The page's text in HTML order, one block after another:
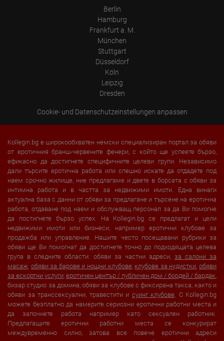
Berlin
Hamburg
Frankfurt a. M.
München
Stuttgart
Düsseldorf
Köln
Leipzig
Dresden
Cookie- und Datenschutzeinstellungen anpassen
Kollegin.bg е широкообхватен немски специализиран портал за обяви
от еротичния бранш-червените фенери, с който ще успеете бързо,
ефикасно да достигнете специфичните целеви групи. Независимо
дали търсите еротична работа или спешно искате да отдадете под
наем срочно жилище, ние предлагаме и двете в борсата с обяви за
интимна работа и в частта за недвижими имоти. Една винаги
актуална база с данни от обяви за предлагане и търсене на еротична
работа, отдаване под наем и обслужващ персонал за да Ви помогне
да постигнете бързо успех. На Kollegin.bg се предлагат и цели
недвижими имоти или бизнеси, например еротични клубове за
продажба или управление. Нашите често посещавани рубрики за
обяви ще Ви помогнат да достигнете точно до подходящата целева
група в следните области: обяви за частни адреси, за салони за
масаж, обяви за барове и нощни клубове, клубове за нудистки,обяви
за ескортни услуги, еротичен център / публичен дом / бордей / бардак,
бизар студио за домина, обяви за клубове с фиксирана такса, както и
обяви за транссексуални, травестити и суинг клубове. С Kollegin.bg
можете безплатно да намерите сериозни еротични работни места и
да започнете работа например като сексуален работник.
Предлагащите еротични работни места се конкурират
междувременно силно, затова все повече еротични адреси